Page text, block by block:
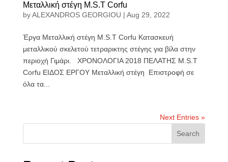
Μεταλλική στέγη M.S.T Corfu
byALEXANDROS GEORGIOU | Aug 29, 2022
Έργα Μεταλλική στέγη M.S.T Corfu Κατασκευή
μεταλλικού σκελετού τετραρικτης στέγης για βίλα στην
περιοχή Γιμάρι. ΧΡΟΝΟΛΟΓΙΑ 2018 ΠΕΛΑΤΗΣ M.S.T
Corfu ΕΙΔΟΣ ΕΡΓΟΥ Μεταλλική στέγη Επιστροφή σε
όλα τα...
Next Entries »
Search